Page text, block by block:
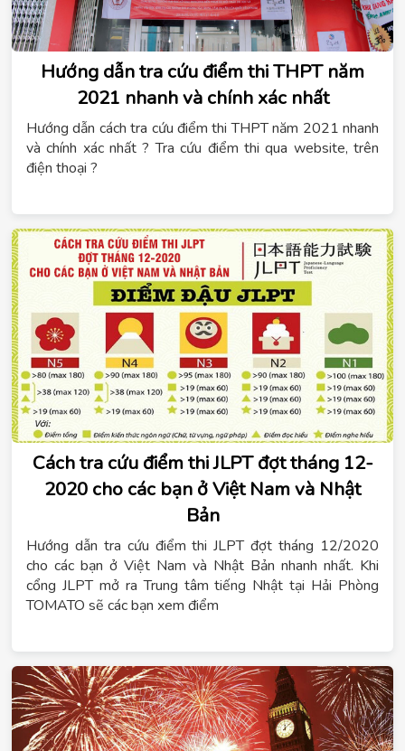
Hướng dẫn tra cứu điểm thi THPT năm
2021 nhanh và chính xác nhất
Hướng dẫn cách tra cứu điểm thi THPT năm 2021 nhanh
và chính xác nhất ? Tra cứu điểm thi qua website, trên
điện thoại ?
Cách tra cứu điểm thi JLPT đợt tháng 12-
2020 cho các bạn ở Việt Nam và Nhật
Bản
Hướng dẫn tra cứu điểm thi JLPT đợt tháng 12/2020
cho các bạn ở Việt Nam và Nhật Bản nhanh nhất. Khi
cổng JLPT mở ra Trung tâm tiếng Nhật tại Hải Phòng
TOMATO sẽ các bạn xem điểm